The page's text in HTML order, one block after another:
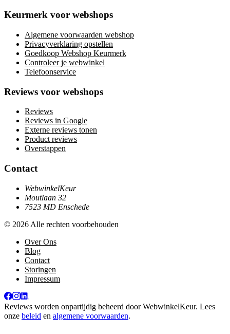
Keurmerk voor webshops
Algemene voorwaarden webshop
Privacyverklaring opstellen
Goedkoop Webshop Keurmerk
Controleer je webwinkel
Telefoonservice
Reviews voor webshops
Reviews
Reviews in Google
Externe reviews tonen
Product reviews
Overstappen
Contact
WebwinkelKeur
Moutlaan 32
7523 MD Enschede
© 2026 Alle rechten voorbehouden
Over Ons
Blog
Contact
Storingen
Impressum
Reviews worden onpartijdig beheerd doorWebwinkelKeur. Lees
onze beleid en algemene voorwaarden.